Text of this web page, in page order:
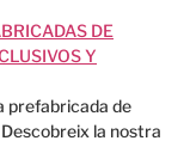
prefabricada de
la nostra